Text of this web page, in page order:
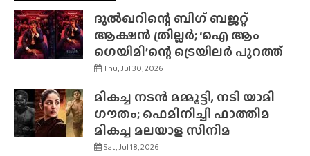
ദുൽഖറിന്റെ ബിഗ് ബജറ്റ്
ആക്ഷൻ ത്രില്ലർ; ‘ഐ ആം
ഗെയിമി’ന്റെ ട്രെയിലർ പുറത്ത്
Thu, Jul 30, 2026
മികച്ച നടൻ മമ്മൂട്ടി, നടി യാമി
ഗൗതം; ഫെമിനിച്ചി ഫാത്തിമ
മികച്ച മലയാള സിനിമ
Sat, Jul 18, 2026